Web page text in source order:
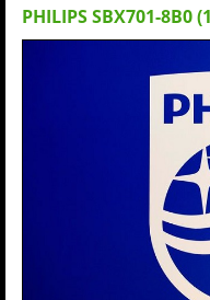
PHILIPS SBX701-8B0